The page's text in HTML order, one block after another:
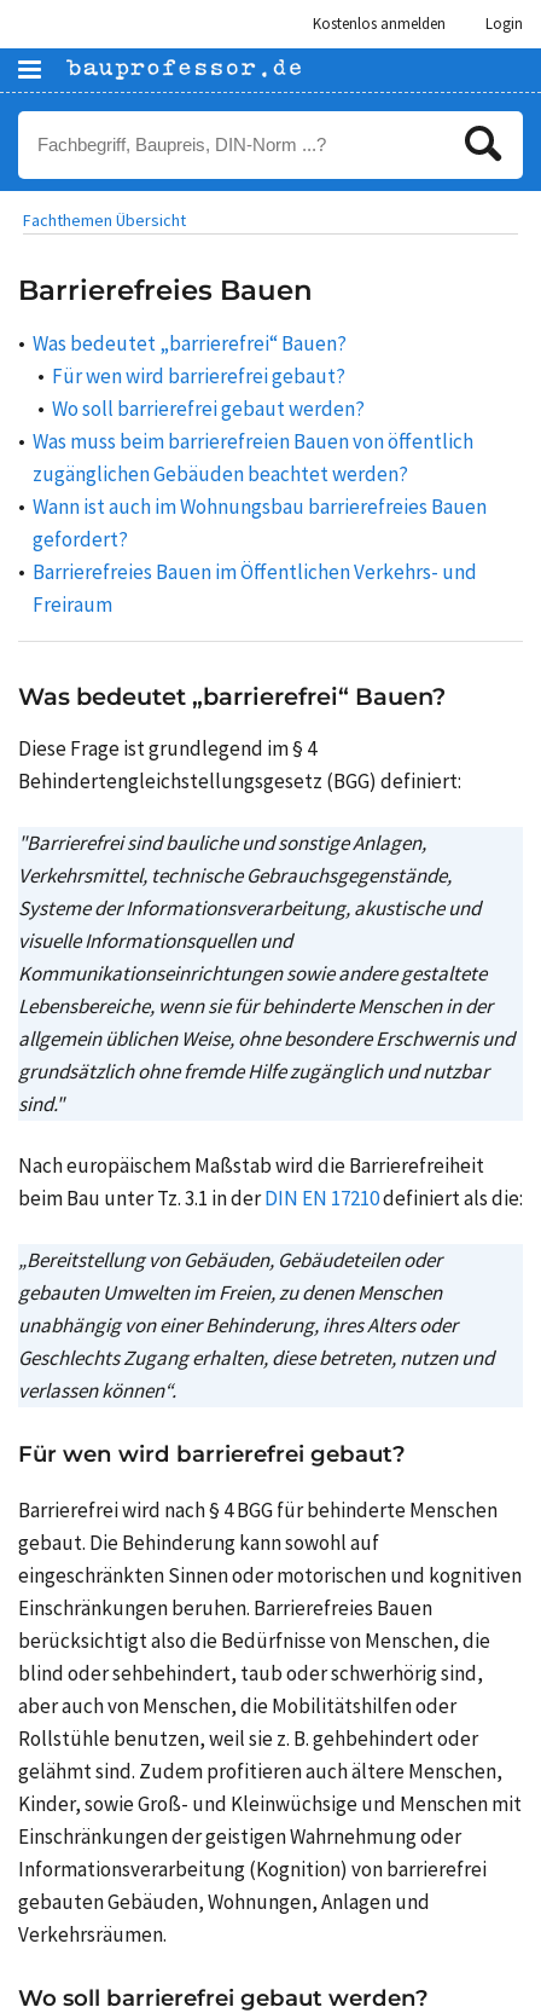
Kostenlos anmelden Login
Fachthemen Übersicht
Barrierefreies Bauen
Was bedeutet „barrierefrei“ Bauen?
Für wen wird barrierefrei gebaut?
Wo soll barrierefrei gebaut werden?
Was muss beim barrierefreien Bauen von öffentlich
zugänglichen Gebäuden beachtet werden?
Wann ist auch im Wohnungsbau barrierefreies Bauen
gefordert?
Barrierefreies Bauen im Öffentlichen Verkehrs- und
Freiraum
Was bedeutet „barrierefrei“ Bauen?
Diese Frage ist grundlegend im§ 4
Behindertengleichstellungsgesetz (BGG) definiert:
"Barrierefrei sind bauliche und sonstige Anlagen,
Verkehrsmittel, technische Gebrauchsgegenstände,
Systeme der Informationsverarbeitung, akustische und
visuelle Informationsquellen und
Kommunikationseinrichtungen sowie andere gestaltete
Lebensbereiche, wenn sie für behinderte Menschen in der
allgemein üblichen Weise, ohne besondere Erschwernis und
grundsätzlich ohne fremde Hilfe zugänglich und nutzbar
sind."
Nach europäischem Maßstab wird die Barrierefreiheit
beim Bau unterTz. 3.1 in derDIN EN 17210definiert als die:
„Bereitstellung von Gebäuden, Gebäudeteilen oder
gebauten Umwelten im Freien, zu denen Menschen
unabhängig von einer Behinderung, ihres Alters oder
Geschlechts Zugang erhalten, diese betreten, nutzen und
verlassen können“.
Für wen wird barrierefrei gebaut?
Barrierefrei wird nach§ 4 BGGfür behinderte Menschen
gebaut. Die Behinderung kann sowohl auf
eingeschränkten Sinnen oder motorischen und kognitiven
Einschränkungen beruhen. Barrierefreies Bauen
berücksichtigt also die Bedürfnisse von Menschen, die
blind oder sehbehindert, taub oder schwerhörig sind,
aber auch von Menschen, die Mobilitätshilfen oder
Rollstühle benutzen, weil siez. B.gehbehindert oder
gelähmt sind. Zudem profitieren auch ältere Menschen,
Kinder, sowie Groß- und Kleinwüchsige und Menschen mit
Einschränkungen der geistigen Wahrnehmung oder
Informationsverarbeitung (Kognition) von barrierefrei
gebauten Gebäuden, Wohnungen, Anlagen und
Verkehrsräumen.
Wo soll barrierefrei gebaut werden?